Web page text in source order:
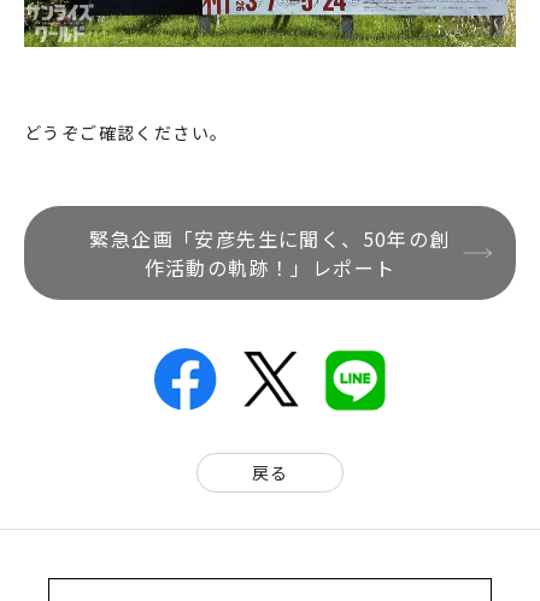
どうぞご確認ください。
緊急企画「安彦先生に聞く、50年の創
作活動の軌跡！」レポート
戻る